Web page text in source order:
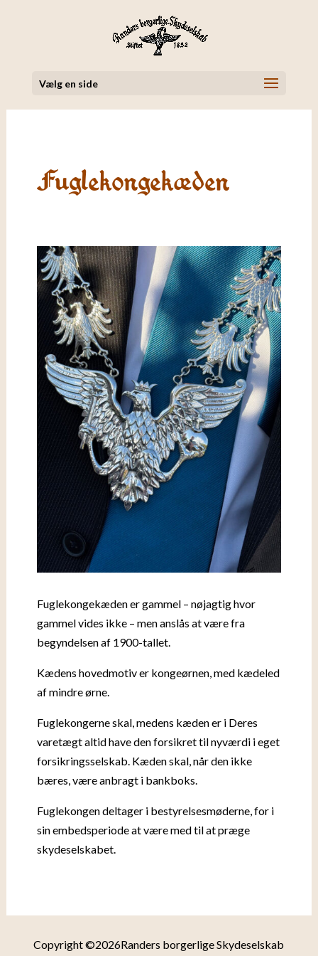
Vælg en side
Fuglekongekæden
Fuglekongekæden er gammel – nøjagtig hvor
gammel vides ikke – men anslås at være fra
begyndelsen af 1900-tallet.
Kædens hovedmotiv er kongeørnen, med kædeled
af mindre ørne.
Fuglekongerne skal, medens kæden er i Deres
varetægt altid have den forsikret til nyværdi i eget
forsikringsselskab. Kæden skal, når den ikke
bæres, være anbragt i bankboks.
Fuglekongen deltager i bestyrelsesmøderne, for i
sin embedsperiode at være med til at præge
skydeselskabet.
Copyright ©2026Randers borgerlige Skydeselskab